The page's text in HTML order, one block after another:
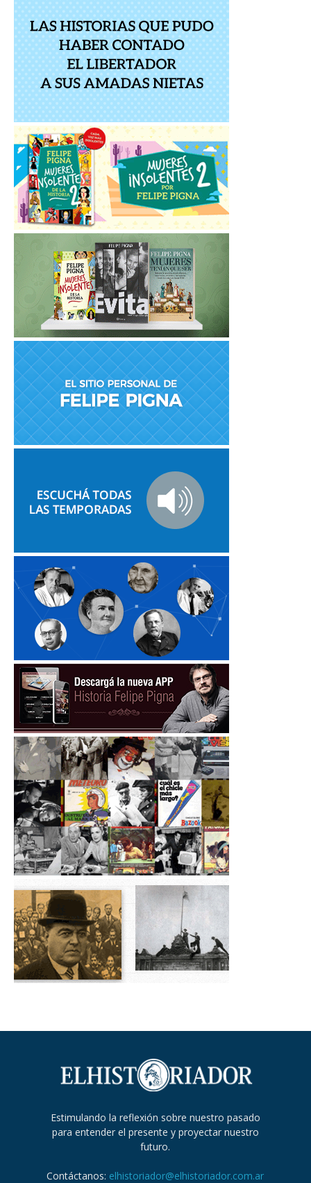
Estimulando la reflexión sobre nuestro pasado
para entender el presente y proyectar nuestro
futuro.
Contáctanos: elhistoriador@elhistoriador.com.ar